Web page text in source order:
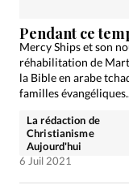
Pendant ce
Mercy Ships et son
réhabilitation de
la Bible en arabe
familles
La rédaction de
Christianisme
Aujourd'hui
6 Juil 2021